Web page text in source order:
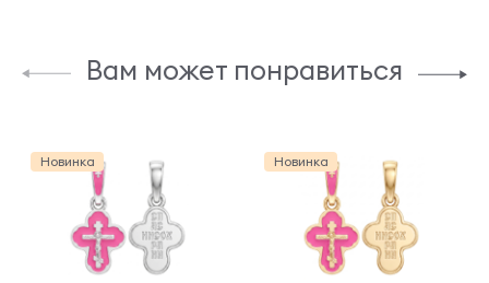
Вам может понравиться
Новинка Новинка